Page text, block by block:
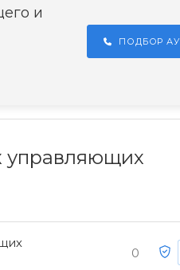
и
ПОДБОР АУ
управляющих
0